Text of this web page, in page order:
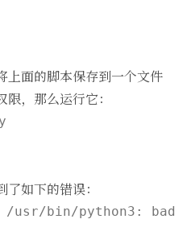
上面的脚本保存到一个文件
，那么运行它：
如下的错误：
/usr/bin/python3: